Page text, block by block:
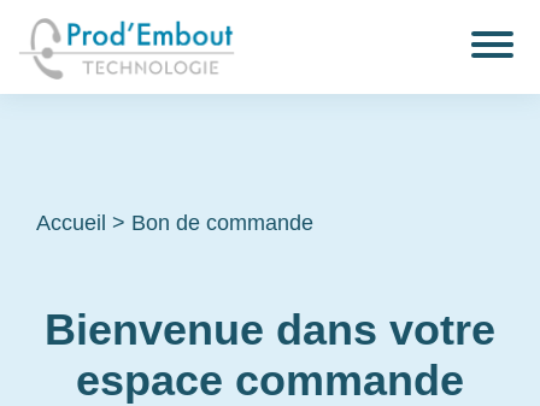
Accueil > Bon de commande
Bienvenue dans votre
espace commande